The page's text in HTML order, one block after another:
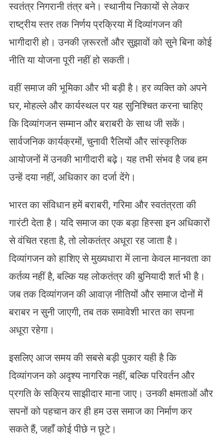
स्वतंत्र निगरानी तंत्र बने। स्थानीय निकायों से लेकर
राष्ट्रीय स्तर तक निर्णय प्रक्रिया में दिव्यांगजन की
भागीदारी हो। उनकी ज़रूरतों और सुझावों को सुने बिना कोई
नीति या योजना पूरी नहीं हो सकती।
वहीं समाज की भूमिका और भी बड़ी है। हर व्यक्ति को अपने
घर, मोहल्ले और कार्यस्थल पर यह सुनिश्चित करना चाहिए
कि दिव्यांगजन सम्मान और बराबरी के साथ जी सकें।
सार्वजनिक कार्यक्रमों, चुनावी रैलियों और सांस्कृतिक
आयोजनों में उनकी भागीदारी बढ़े। यह तभी संभव है जब हम
उन्हें दया नहीं, अधिकार का दर्जा देंगे।
भारत का संविधान हमें बराबरी, गरिमा और स्वतंत्रता की
गारंटी देता है। यदि समाज का एक बड़ा हिस्सा इन अधिकारों
से वंचित रहता है, तो लोकतंत्र अधूरा रह जाता है।
दिव्यांगजन को हाशिए से मुख्यधारा में लाना केवल मानवता का
कर्तव्य नहीं है, बल्कि यह लोकतंत्र की बुनियादी शर्त भी है।
जब तक दिव्यांगजन की आवाज़ नीतियों और समाज दोनों में
बराबर न सुनी जाएगी, तब तक समावेशी भारत का सपना
अधूरा रहेगा।
इसलिए आज समय की सबसे बड़ी पुकार यही है कि
दिव्यांगजन को अदृश्य नागरिक नहीं, बल्कि परिवर्तन और
प्रगति के सक्रिय साझीदार माना जाए। उनकी क्षमताओं और
सपनों को पहचान कर ही हम उस समाज का निर्माण कर
सकते हैं, जहाँ कोई पीछे न छूटे।